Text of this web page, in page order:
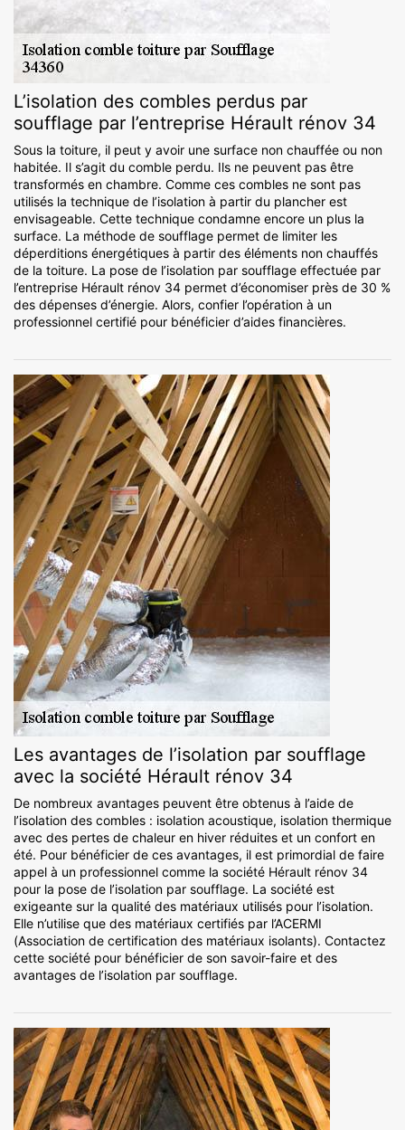
L’isolation des combles perdus par
soufflage par l’entreprise Hérault rénov 34
Sous la toiture, il peut y avoir une surface non chauffée ou non
habitée. Il s’agit du comble perdu. Ils ne peuvent pas être
transformés en chambre. Comme ces combles ne sont pas
utilisés la technique de l’isolation à partir du plancher est
envisageable. Cette technique condamne encore un plus la
surface. La méthode de soufflage permet de limiter les
déperditions énergétiques à partir des éléments non chauffés
de la toiture. La pose de l’isolation par soufflage effectuée par
l’entreprise Hérault rénov 34 permet d’économiser près de 30 %
des dépenses d’énergie. Alors, confier l’opération à un
professionnel certifié pour bénéficier d’aides financières.
Les avantages de l’isolation par soufflage
avec la société Hérault rénov 34
De nombreux avantages peuvent être obtenus à l’aide de
l’isolation des combles : isolation acoustique, isolation thermique
avec des pertes de chaleur en hiver réduites et un confort en
été. Pour bénéficier de ces avantages, il est primordial de faire
appel à un professionnel comme la société Hérault rénov 34
pour la pose de l’isolation par soufflage. La société est
exigeante sur la qualité des matériaux utilisés pour l’isolation.
Elle n’utilise que des matériaux certifiés par l’ACERMI
(Association de certification des matériaux isolants). Contactez
cette société pour bénéficier de son savoir-faire et des
avantages de l’isolation par soufflage.